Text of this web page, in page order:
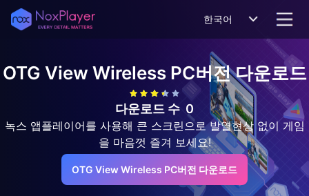
한국어
OTG View WirelessPC버전 다운로드
다운로드 수 0
녹스 앱플레이어를 사용해 큰 스크린으로 발열현상 없이 게임
을 마음껏 즐겨 보세요!
OTG View Wireless PC버전 다운로드